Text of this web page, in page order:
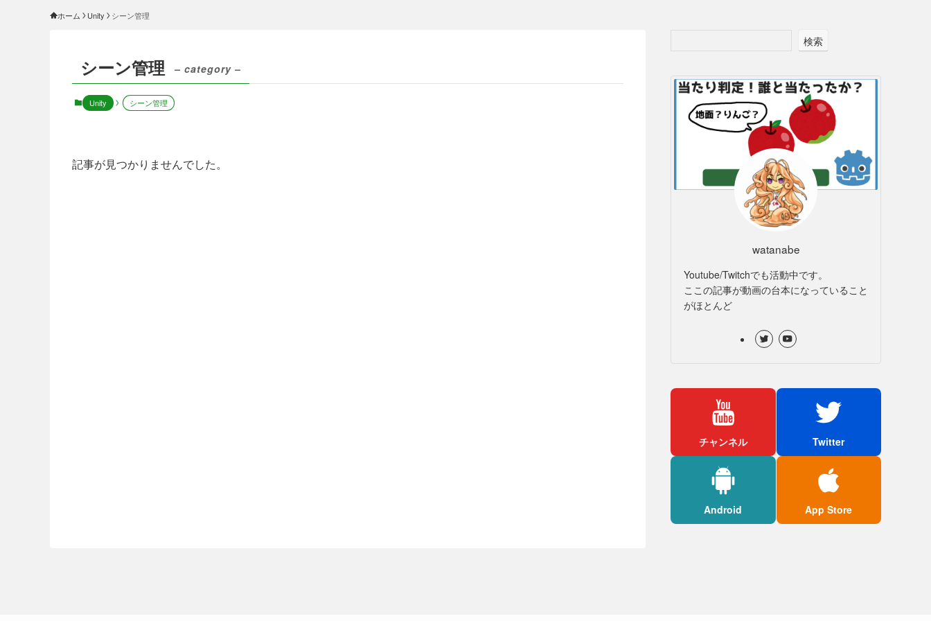
ホーム Unity シーン管理
シーン管理 – category –
Unity シーン管理
記事が見つかりませんでした。
検索
watanabe
Youtube/Twitchでも活動中です。
ここの記事が動画の台本になっていること
がほとんど
チャンネル Twitter
Android App Store